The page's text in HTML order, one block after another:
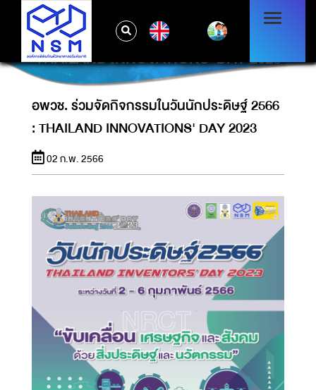
อพวช. ร่วมจัดกิจกรรมในวันนักประดิษฐ์ 2566 :
THAILAND INNOVATIONS' DAY 2023
อพวช. ร่วมจัดกิจกรรมในวันนักประดิษฐ์ 2566
: THAILAND INNOVATIONS' DAY 2023
02 ก.พ. 2566